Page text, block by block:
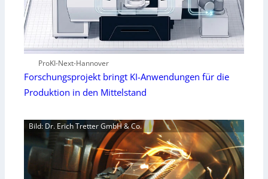
ProKI-Next-Hannover
Forschungsprojekt bringt KI-Anwendungen für die
Produktion in den Mittelstand
Bild: Dr. Erich Tretter GmbH & Co.